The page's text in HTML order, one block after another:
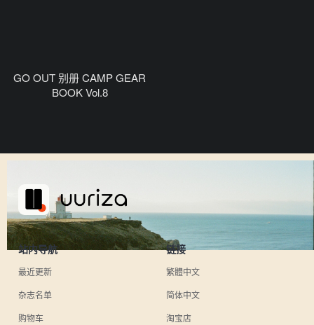
GO OUT 别册 CAMP GEAR
BOOK Vol.8
站内导航
最近更新
杂志名单
购物车
链接
繁體中文
简体中文
淘宝店